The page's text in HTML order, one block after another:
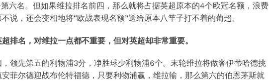
六名。但如果维拉排名前四，那么就将占据英超原本的4个欧冠名额，浪费
说，还会变相地将“欧战表现名额”送给原本八竿子打不着的葡超。
排名，对维拉一点都不重要，但对英超却非常重要。
领先第五的利物浦3分，净胜球少利物浦6个。末轮维拉将做客伊蒂哈德挑
菲尔德迎战布伦特福德，只要利物浦赢，维拉输，那么第六的伯恩茅斯就